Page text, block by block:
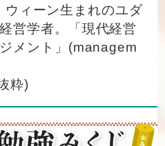
ウィーン生まれのユダ
営学者。「現代経営
メント」(managem
粋)